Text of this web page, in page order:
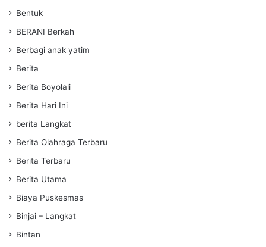
Bentuk
BERANI Berkah
Berbagi anak yatim
Berita
Berita Boyolali
Berita Hari Ini
berita Langkat
Berita Olahraga Terbaru
Berita Terbaru
Berita Utama
Biaya Puskesmas
Binjai – Langkat
Bintan